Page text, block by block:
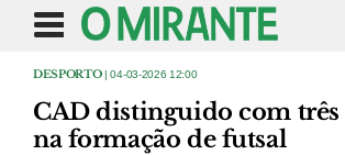
DESPORTO| 04-03-2026 12:00
CAD distinguido com três
na formação de futsal